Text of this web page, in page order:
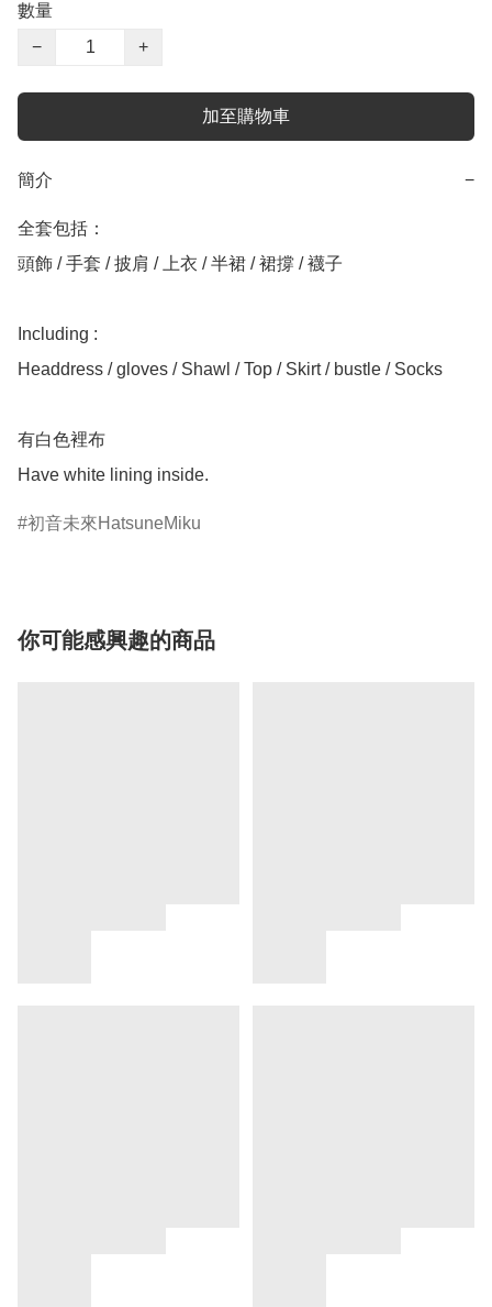
數量
−
+
加至購物車
簡介 −
全套包括：
頭飾 / 手套 / 披肩 / 上衣 / 半裙 / 裙撐 / 襪子
Including :
Headdress / gloves / Shawl / Top / Skirt / bustle / Socks
有白色裡布
Have white lining inside.
初音未來HatsuneMiku
你可能感興趣的商品